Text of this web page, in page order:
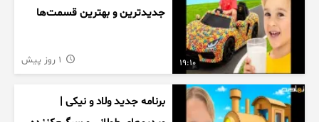
19:10
جدیدترین و بهترین قسمت‌ها
برنامه جدید ولاد و نیکی |